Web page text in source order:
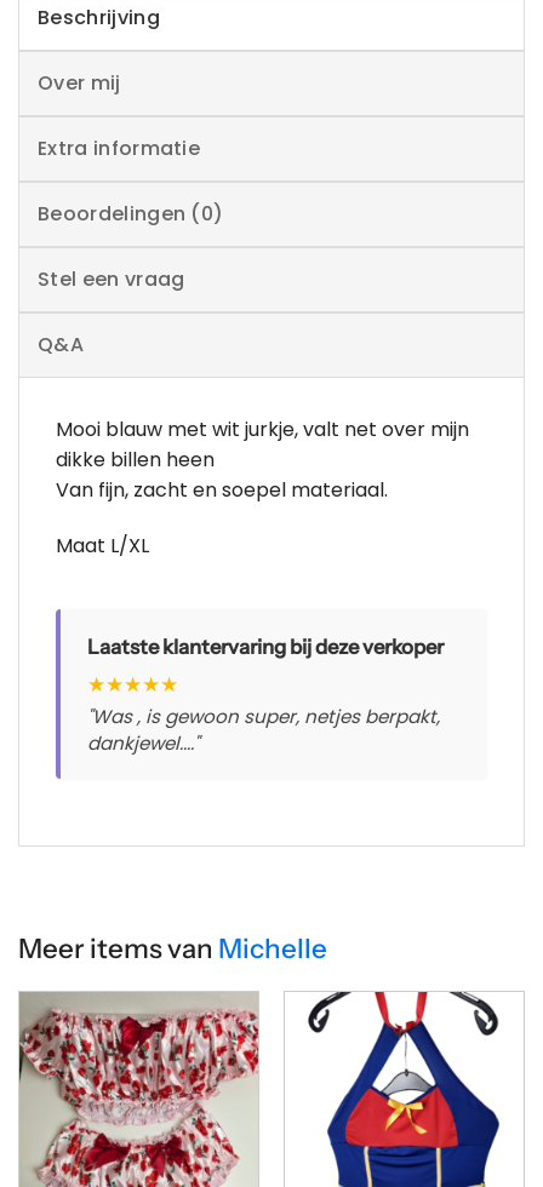
Beschrijving
Over mij
Extra informatie
Beoordelingen (0)
Stel een vraag
Q&A
Mooi blauw met wit jurkje, valt net over mijn
dikke billen heen
Van fijn, zacht en soepel materiaal.
Maat L/XL
Laatste klantervaring bij deze verkoper
★★★★★
"Was , is gewoon super, netjes berpakt,
dankjewel...."
Meer items van Michelle